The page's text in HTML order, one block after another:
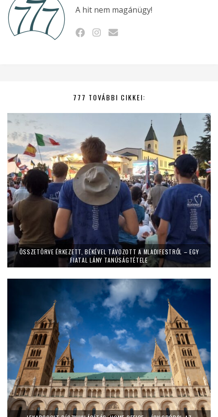
A hit nem magánügy!
777 TOVÁBBI CIKKEI:
ÖSSZETÖRVE ÉRKEZETT, BÉKÉVEL TÁVOZOTT A MLADIFESTRŐL – EGY
FIATAL LÁNY TANÚSÁGTÉTELE